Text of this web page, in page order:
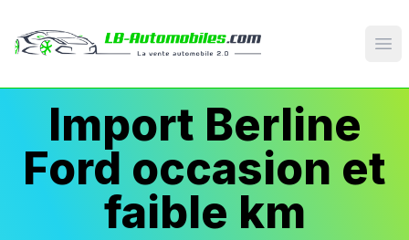
Import Berline
Ford occasion et
faible km